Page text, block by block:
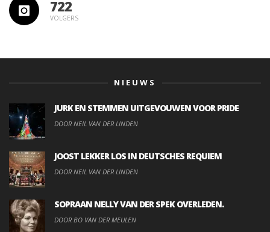
722
VOLGERS
NIEUWS
JURK EN STEMMEN UITGEVOUWEN VOOR PRIDE
DOOR NEIL VAN DER LINDEN
JOOST LEKKER LOS IN DEUTSCHES REQUIEM
DOOR NEIL VAN DER LINDEN
SOPRAAN NELLY VAN DER SPEK OVERLEDEN.
DOOR BO VAN DER MEULEN